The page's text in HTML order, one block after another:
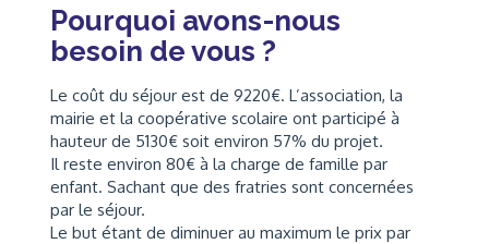
Pourquoi avons-nous
besoin de vous ?
Le coût du séjour est de 9220€. L’association, la
mairie et la coopérative scolaire ont participé à
hauteur de 5130€ soit environ 57% du projet.
Il reste environ 80€ à la charge de famille par
enfant. Sachant que des fratries sont concernées
par le séjour.
Le but étant de diminuer au maximum le prix par